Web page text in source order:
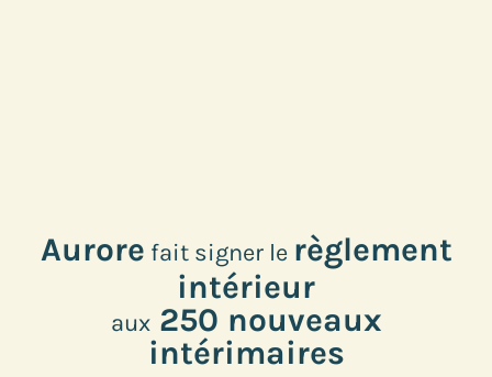
Aurore fait signer le règlement
intérieur
aux250 nouveaux
intérimaires